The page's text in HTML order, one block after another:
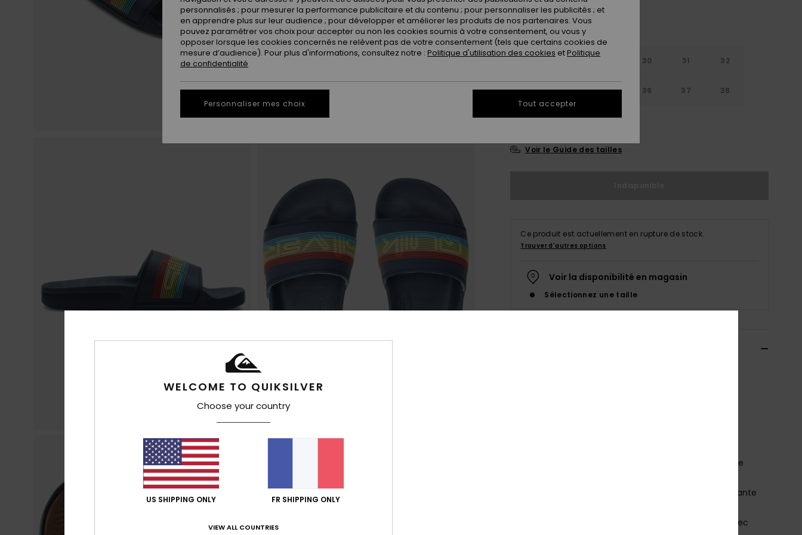
30 31 32
33 34 35 36 37 38
39
Voir le Guide des tailles
Ce produit est actuellement en rupture de stock.
Trouver d'autres options
Voir la disponibilité en magasin
Sélectionnez une taille
semelle intérieure anatomique
semelle extérieure antidérapante
empeigne en TPR résistante à l’eau avec
WELCOME TO QUIKSILVER
Choose your country
US SHIPPING ONLY FR SHIPPING ONLY
VIEW ALL COUNTRIES
personnalisés ; pour mesurer la performance publicitaire et du contenu ; pour personnaliser les publicités ; et
en apprendre plus sur leur audience ; pour développer et améliorer les produits de nos partenaires. Vous
pouvez paramétrer vos choix pour accepter ou non les cookies soumis à votre consentement, ou vous y
opposer lorsque les cookies concernés ne relèvent pas de votre consentement (tels que certains cookies de
mesure d’audience). Pour plus d'informations, consultez notre : Politique d'utilisation des cookies etPolitique
de confidentialité
Personnaliser mes choix Tout accepter